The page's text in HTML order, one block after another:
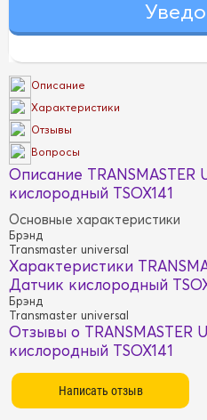
Описание
Характеристики
Отзывы
Вопросы
Описание TRANSMASTER
кислородный TSOX141
Основные характеристики
Брэнд
Transmaster universal
Характеристики
Датчик кислородный
Брэнд
Transmaster universal
Отзывы о TRANSMASTER
кислородный TSOX141